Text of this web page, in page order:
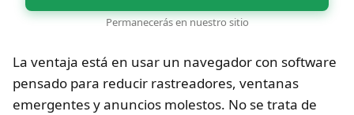
Permanecerás en nuestro sitio
La ventaja está en usar un navegador con software
pensado para reducir rastreadores, ventanas
emergentes y anuncios molestos. No se trata de